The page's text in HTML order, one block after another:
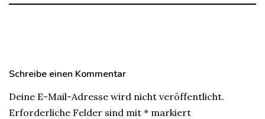
Schreibe einen Kommentar
Deine E-Mail-Adresse wird nicht veröffentlicht.
Erforderliche Felder sind mit * markiert